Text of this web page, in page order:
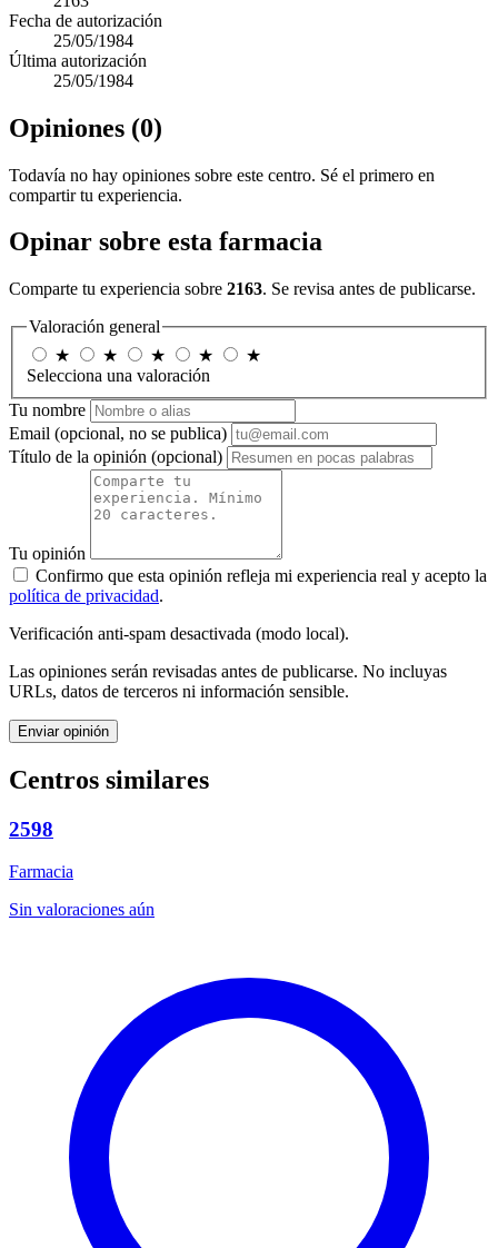
Fecha de autorización
25/05/1984
Última autorización
25/05/1984
Opiniones (0)
Todavía no hay opiniones sobre este centro. Sé el primero en
compartir tu experiencia.
Opinar sobre esta farmacia
Comparte tu experiencia sobre 2163. Se revisa antes de publicarse.
Valoración general
★
★ ★ ★
★
Selecciona una valoración
Tu nombre
Email (opcional, no se publica)
Título de la opinión (opcional)
Tu opinión
Confirmo que esta opinión refleja mi experiencia real y acepto la
política de privacidad.
Verificación anti-spam desactivada (modo local).
Las opiniones serán revisadas antes de publicarse. No incluyas
URLs, datos de terceros ni información sensible.
Enviar opinión
Centros similares
2598
Farmacia
Sin valoraciones aún